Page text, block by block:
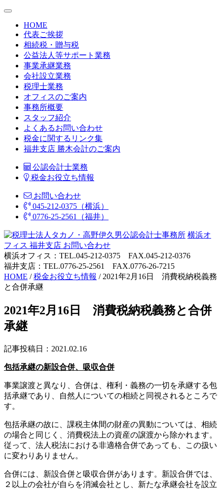
HOME
代表ご挨拶
相続税・贈与税
公益法人等サポート業務
事業承継業務
会社設立業務
税理士業務
オフィスのご案内
事務所概要
スタッフ紹介
よくあるお問い合わせ
税金に関するリンク集
福井支店 勝木会計のご案内
公認会計士業務
税金お役立ち情報
お問い合わせ
045-212-0375（横浜）
0776-25-2561（福井）
横浜オ
フィス 福井支店 お問い合わせ
横浜オフィス：TEL.045-212-0375 FAX.045-212-0376
福井支店：TEL.0776-25-2561 FAX.0776-26-7215
HOME /税金お役立ち情報 / 2021年2月16日 消費税納税義務
と合併承継
2021年2月16日 消費税納税義務と合併
承継
記事投稿日：2021.02.16
包括承継の新設合併、吸収合併
事業譲渡と異なり、合併は、権利・義務の一切を承継する包
括承継であり、自然人についての相続と同視されるところで
す。
包括承継の故に、課税主体間の財産の異動については、相続
の場合と同じく、消費税法上の資産の譲渡から除かれます。
従って、法人税法における非適格合併であっても、この扱い
に変わりありません。
合併には、新設合併と吸収合併があります。新設合併では、
２以上の会社が自らを消滅会社とし、新たな承継会社を設立